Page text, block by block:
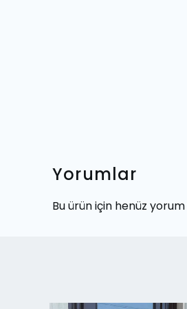
Yorumlar
Bu ürün için henüz yorum